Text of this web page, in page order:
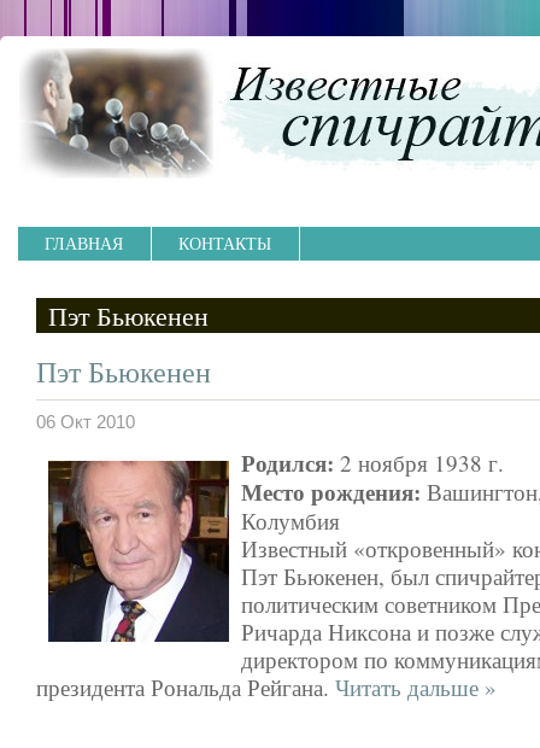
ГЛАВНАЯ КОНТАКТЫ
Пэт Бьюкенен
Пэт Бьюкенен
06 Окт 2010
Родился: 2 ноября 1938 г.
Место рождения:
Колумбия
Известный «откровенный»
Пэт Бьюкенен, был
политическим советником
Ричарда Никсона и позже
директором по
президента Рональда Рейгана. Читать дальше »